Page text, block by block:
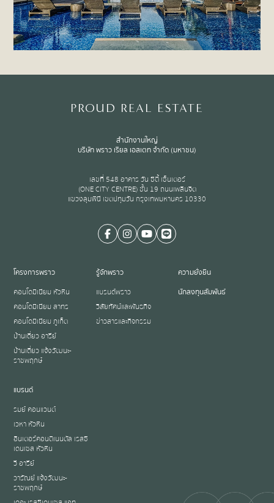
PROUD REAL ESTATE
สำนักงานใหญ่
บริษัท พราว เรียล เอสเตท จำกัด (มหาชน)
เลขที่ 548 อาคาร วัน ซิตี้ เซ็นเตอร์
(ONE CITY CENTRE) ชั้น 19 ถนนเพลินจิต
แขวงลุมพินี เขตปทุมวัน กรุงเทพมหานคร 10330
โครงการพราว
คอนโดมิเนียม หัวหิน
คอนโดมิเนียม สาทร
คอนโดมิเนียม ภูเก็ต
บ้านเดี่ยว อารีย์
บ้านเดี่ยว แจ้งวัฒนะ-
ราชพฤกษ์
แบรนด์
รมย์ คอนแวนต์
เวหา หัวหิน
อินเตอร์คอนติเนนตัล เรสซิ
เดนเซส หัวหิน
วี อารีย์
วารัณย์ แจ้งวัฒนะ-
ราชพฤกษ์
รู้จักพราว
แบรนด์พราว
วิสัยทัศน์และพันธกิจ
ข่าวสารและกิจกรรม
ความยั่งยืน
นักลงทุนสัมพันธ์